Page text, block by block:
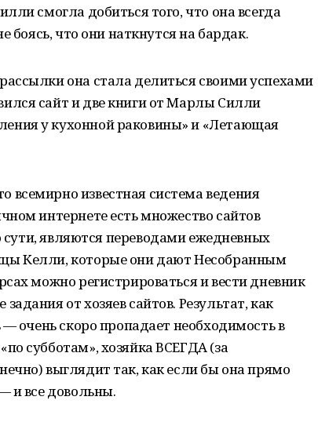
смогла добиться того, что она всегда
боясь, что они наткнутся на бардак.
она стала делиться своими успехами
сайт и две книги от Марлы Силли
у кухонной раковины» и «Летающая
известная система ведения
интернете есть множество сайтов
сути, являются переводами ежедневных
Келли, которые они дают Несобранным
можно регистрироваться и вести дневник
от хозяев сайтов. Результат, как
очень скоро пропадает необходимость в
субботам», хозяйка ВСЕГДА (за
выглядит так, как если бы она прямо
и все довольны.